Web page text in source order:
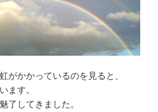
がかかっているのを見ると、
ます。
了してきました。